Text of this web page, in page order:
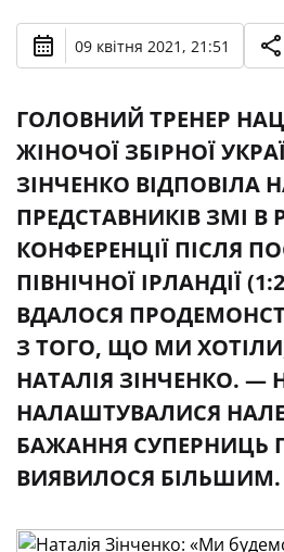
09 квітня 2021, 21:51
ГОЛОВНИЙ ТРЕНЕР
ЖІНОЧОЇ ЗБІРНОЇ
ЗІНЧЕНКО ВІДПОВІЛА
ПРЕДСТАВНИКІВ ЗМІ В
КОНФЕРЕНЦІЇ ПІСЛЯ
ПІВНІЧНОЇ ІРЛАНДІЇ
ВДАЛОСЯ
З ТОГО, ЩО МИ
НАТАЛІЯ ЗІНЧЕНКО. —
НАЛАШТУВАЛИСЯ
БАЖАННЯ СУПЕРНИЦЬ
ВИЯВИЛОСЯ БІЛЬШИМ.